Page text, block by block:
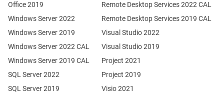
Office 2019
Windows Server 2022
Windows Server 2019
SQL Server 2022
SQL Server 2019
Windows Server 2022 CAL
Windows Server 2019 CAL
Remote Desktop Services 2022 CAL
Remote Desktop Services 2019 CAL
Visual Studio 2022
Visual Studio 2019
Project 2021
Project 2019
Visio 2021